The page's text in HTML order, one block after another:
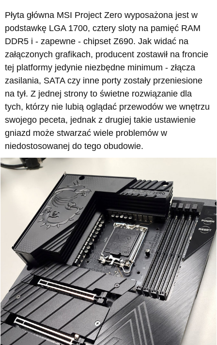
Płyta główna MSI Project Zero wyposażona jest w
podstawkę LGA 1700, cztery sloty na pamięć RAM
DDR5 i - zapewne - chipset Z690. Jak widać na
załączonych grafikach, producent zostawił na froncie
tej platformy jedynie niezbędne minimum - złącza
zasilania, SATA czy inne porty zostały przeniesione
na tył. Z jednej strony to świetne rozwiązanie dla
tych, którzy nie lubią oglądać przewodów we wnętrzu
swojego peceta, jednak z drugiej takie ustawienie
gniazd może stwarzać wiele problemów w
niedostosowanej do tego obudowie.